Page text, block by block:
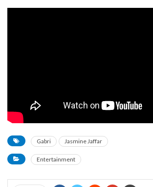
Gabri Jasmine Jaffar
Entertainment